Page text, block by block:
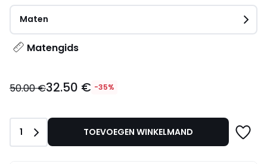
Maten
Matengids
€
50.00
€
50.00 €32.50 € -35%
Aantal
1 TOEVOEGEN WINKELMAND